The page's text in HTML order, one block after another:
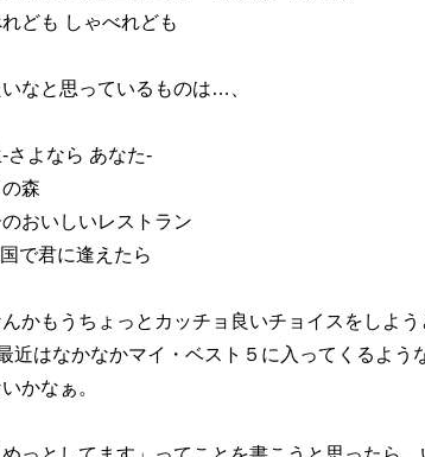
れども しゃべれども
なと思っているものは…、
-さよなら あなた-
の森
のおいしいレストラン
国で君に逢えたら
かもうちょっとカッチョ良いチョイスをしよ
近はなかなかマイ・ベスト５に入ってくるよう
かなぁ。